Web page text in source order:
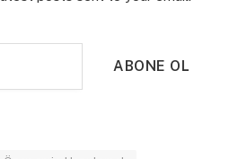
ABONE OL